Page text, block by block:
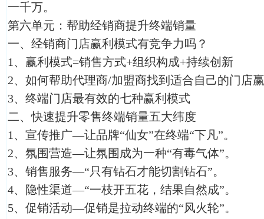
一千万。
第六单元：帮助经销商提升终端销量
一、经销商门店赢利模式有竞争力吗？
1、赢利模式=销售方式+组织构成+持续创新
2、如何帮助代理商/加盟商找到适合自己的门店
3、终端门店最有效的七种赢利模式
二、快速提升零售终端销量五大纬度
1、宣传推广—让品牌“仙女”在终端“下凡”。
2、氛围营造—让氛围成为一种“有毒气体”。
3、销售服务—“只有钻石才能切割钻石”。
4、隐性渠道—“一枝开五花，结果自然成”。
5、促销活动—促销是拉动终端的“风火轮”。